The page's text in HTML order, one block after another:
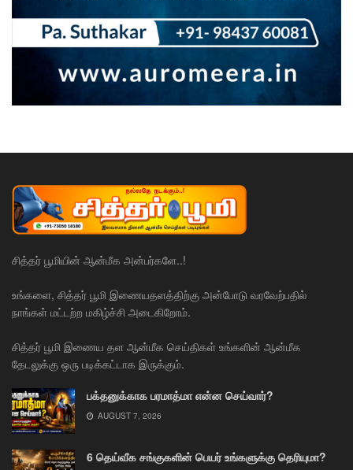
சித்தர் பூமியின் ஆன்மீக அன்பர்களே..!
உங்களை, சித்தர் பூமி இணையதளத்திற்கு அன்போடு வரவேற்பதில்
நாங்கள் மட்டற்ற மகிழ்ச்சி அடைகிறோம்.
சித்தர் பூமி இணைய தள ஆன்மீக செய்திகள் உங்களின் ஆன்மீக
தேடலுக்கு ஒரு படிக்கட்டாக இருக்கும்.
பக்தனுக்காக பரமாத்மா என்ன செய்வார்?
AUGUST 7, 2026
6 தெய்வீக சங்குகளின் பெயர் உங்களுக்கு தெரியுமா?